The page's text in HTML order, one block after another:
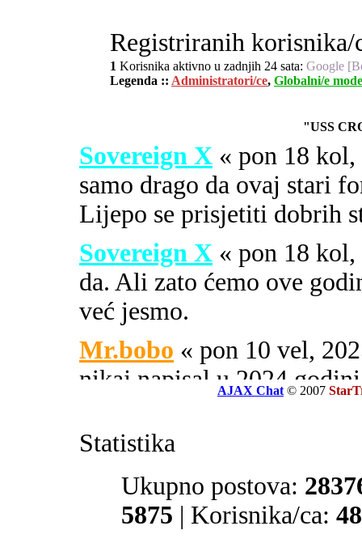
Registriranih korisnika/
1 Korisnika aktivno u zadnjih 24 sata: Google
Legenda :: Administratori/ce, Globalni/e
"USS
Sovereign X « pon 18
samo drago da ovaj stari
Lijepo se prisjetiti dobrih
Sovereign X « pon 18
da. Ali zato ćemo ove
već jesmo.
Mr.bobo « pon 10 vel,
nikaj napisal u 2024
SOA ili PIPA.
El Zvonko« uto 16 svi,
prate tajne službe sekcije
AJAX Chat © 2007
Statistika
Ukupno postova:
5875 | Korisnika/ca: